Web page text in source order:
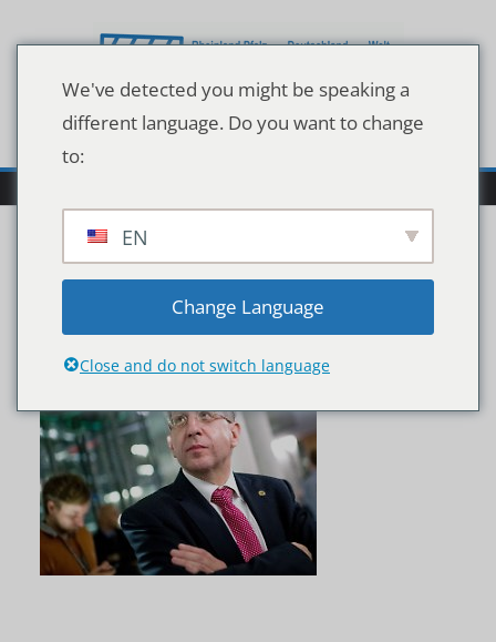
Inhalt
120154487
We've detected you might be speaking a
different language. Do you want to change
to:
EN
Change Language
Close and do not switch language